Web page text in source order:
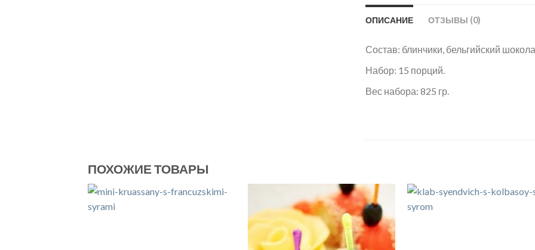
ОПИСАНИЕ ОТЗЫВЫ (0)
Состав: блинчики, бельгийский
Набор: 15 порций.
Вес набора: 825 гр.
ПОХОЖИЕ ТОВАРЫ